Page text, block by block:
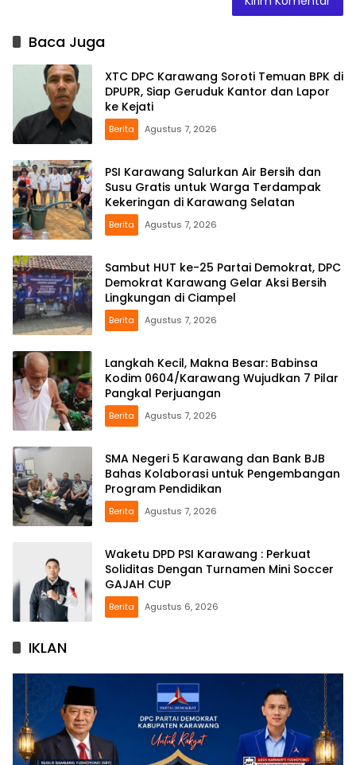
Baca Juga
XTC DPC Karawang Soroti Temuan BPK di
DPUPR, Siap Geruduk Kantor dan Lapor
ke Kejati
Berita Agustus 7, 2026
PSI Karawang Salurkan Air Bersih dan
Susu Gratis untuk Warga Terdampak
Kekeringan di Karawang Selatan
Berita Agustus 7, 2026
Sambut HUT ke-25 Partai Demokrat, DPC
Demokrat Karawang Gelar Aksi Bersih
Lingkungan di Ciampel
Berita Agustus 7, 2026
Langkah Kecil, Makna Besar: Babinsa
Kodim 0604/Karawang Wujudkan 7 Pilar
Pangkal Perjuangan
Berita Agustus 7, 2026
SMA Negeri 5 Karawang dan Bank BJB
Bahas Kolaborasi untuk Pengembangan
Program Pendidikan
Berita Agustus 7, 2026
Waketu DPD PSI Karawang : Perkuat
Soliditas Dengan Turnamen Mini Soccer
GAJAH CUP
Berita Agustus 6, 2026
IKLAN